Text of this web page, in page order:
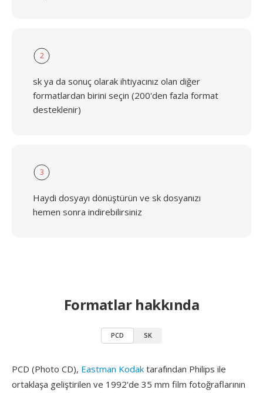
2
sk ya da sonuç olarak ihtiyacınız olan diğer
formatlardan birini seçin (200'den fazla format
desteklenir)
3
Haydi dosyayı dönüştürün ve sk dosyanızı
hemen sonra indirebilirsiniz
Formatlar hakkında
PCD SK
PCD (Photo CD), Eastman Kodak tarafından Philips ile
ortaklaşa geliştirilen ve 1992'de 35 mm film fotoğraflarının